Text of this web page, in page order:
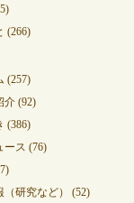
(266)
(257)
介(92)
(386)
ース (76)
研究など）
(52)